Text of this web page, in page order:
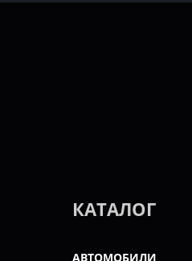
КАТАЛОГ
АВТОМОБИЛИ